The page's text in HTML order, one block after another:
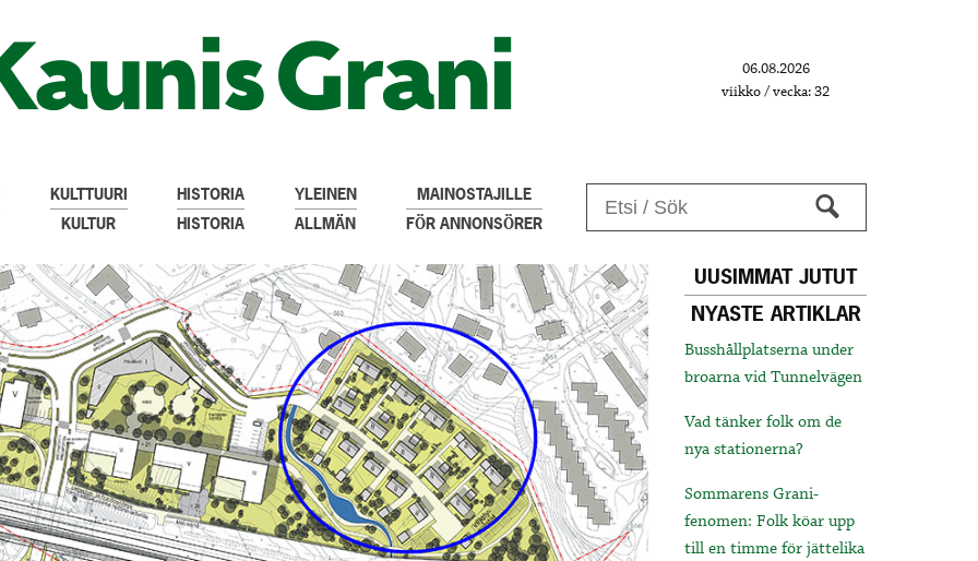
06.08.2026
viikko / vecka: 32
KULTTUURI
KULTUR
HISTORIA
HISTORIA
YLEINEN
ALLMÄN
MAINOSTAJILLE
FÖR ANNONSÖRER
UUSIMMAT JUTUT
NYASTE ARTIKLAR
Busshållplatserna under
broarna vid Tunnelvägen
Vad tänker folk om de
nya stationerna?
Sommarens Grani-
fenomen: Folk köar upp
till en timme för jättelika